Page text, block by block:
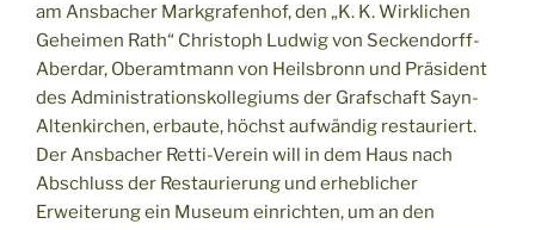
am Ansbacher Markgrafenhof, den „K. K. Wirklichen
Geheimen Rath“ Christoph Ludwig von Seckendorff-
Aberdar, Oberamtmann von Heilsbronn und Präsident
des Administrationskollegiums der Grafschaft Sayn-
Altenkirchen, erbaute, höchst aufwändig restauriert.
Der Ansbacher Retti-Verein will in dem Haus nach
Abschluss der Restaurierung und erheblicher
Erweiterung ein Museum einrichten, um an den